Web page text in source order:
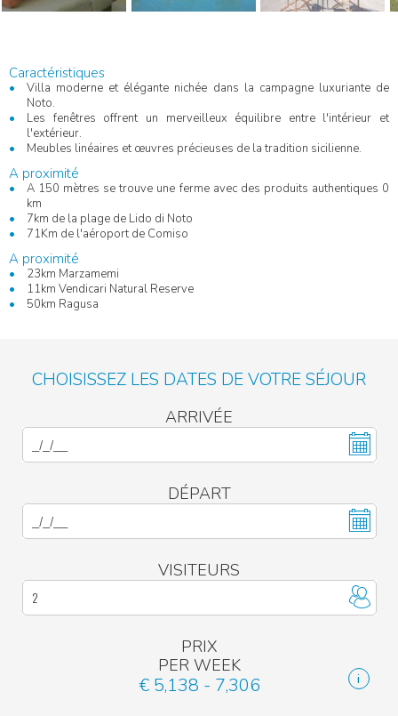
Caractéristiques
Villa moderne et élégante nichée dans la campagne luxuriante de
Noto.
Les fenêtres offrent un merveilleux équilibre entre l'intérieur et
l'extérieur.
Meubles linéaires et œuvres précieuses de la tradition sicilienne.
A proximité
A 150 mètres se trouve une ferme avec des produits authentiques 0
km
7km de la plage de Lido di Noto
71Km de l'aéroport de Comiso
A proximité
23km Marzamemi
11km Vendicari Natural Reserve
50km Ragusa
CHOISISSEZ LES DATES DE VOTRE SÉJOUR
ARRIVÉE
DÉPART
VISITEURS
PRIX
PER WEEK
€ 5,138 - 7,306